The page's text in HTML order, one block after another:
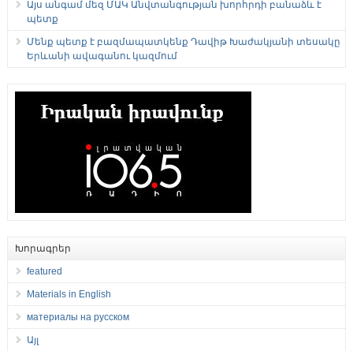
Այս անգամ մեզ ՄԱԿ Անվտանգության խորհրդի բանաձև է
պետք
Մենք պետք է բազմապատկենք Դավիթ Խաժակյանի տեսակը
Երևանի ավագանու կազմում
Խորագրեր
featured
Materials in English
материалы на русском
Այլ